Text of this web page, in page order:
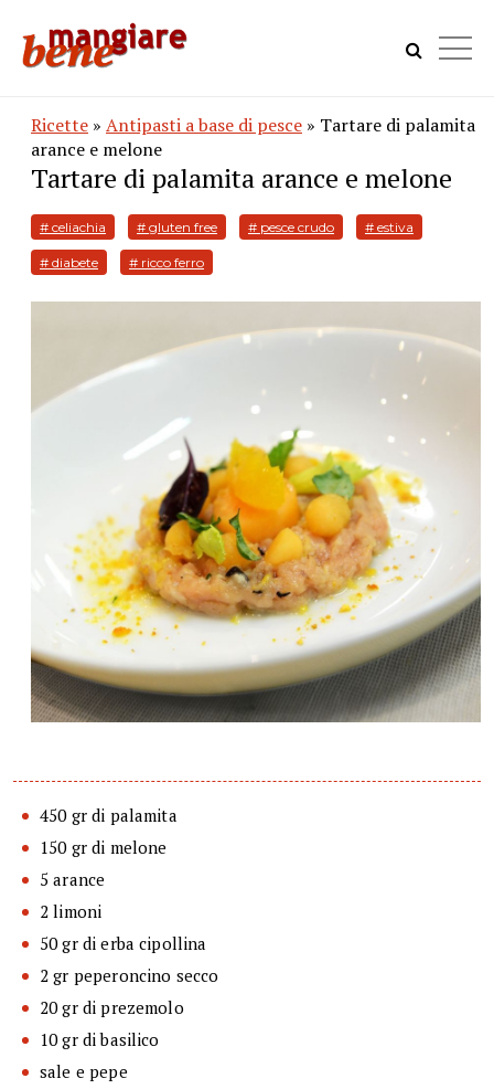
Ricette » Antipasti a base di pesce » Tartare di palamita
arance e melone
Tartare di palamita arance e melone
# celiachia # gluten free # pesce crudo # estiva
# diabete # ricco ferro
450 gr di palamita
150 gr di melone
5 arance
2 limoni
50 gr di erba cipollina
2 gr peperoncino secco
20 gr di prezemolo
10 gr di basilico
sale e pepe